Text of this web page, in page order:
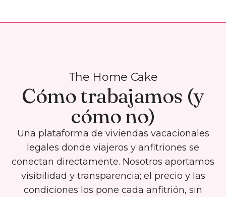
The Home Cake
Cómo trabajamos (y
cómo no)
Una plataforma de viviendas vacacionales
legales donde viajeros y anfitriones se
conectan directamente. Nosotros aportamos
visibilidad y transparencia; el precio y las
condiciones los pone cada anfitrión, sin